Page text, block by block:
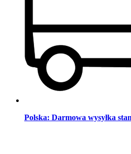
Polska: Darmowa wysyłka